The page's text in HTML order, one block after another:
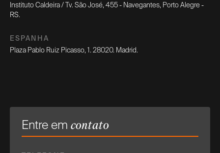
Instituto Caldeira / Tv. São José, 455 - Navegantes, Porto Alegre -
RS.
ESPANHA
Plaza Pablo Ruiz Picasso, 1. 28020. Madrid.
Entre em contato